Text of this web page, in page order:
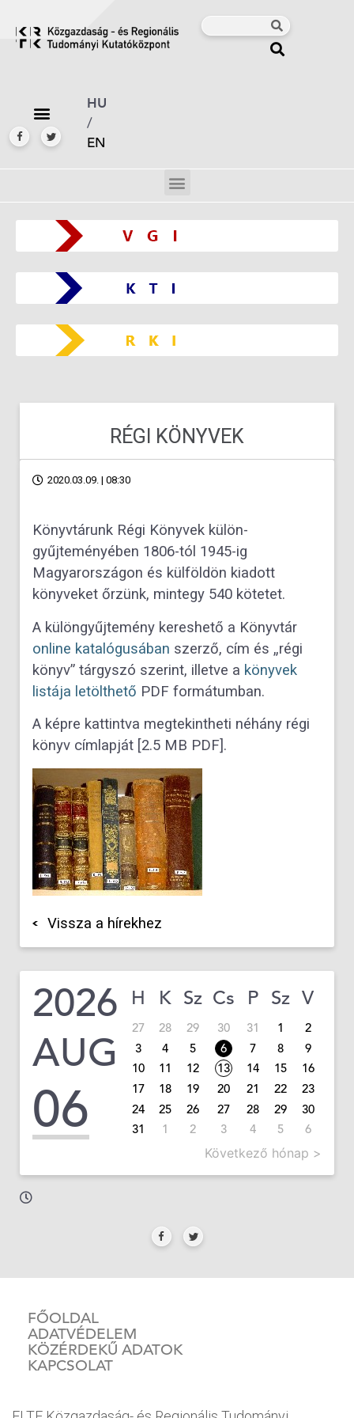
HU
/
EN
RÉGI KÖNYVEK
2020.03.09. | 08:30
Könyvtárunk Régi Könyvek külön-
gyűjteményében 1806-tól 1945-ig
Magyarországon és külföldön kiadott
könyveket őrzünk, mintegy 540 kötetet.
A különgyűjtemény kereshető a Könyvtár
online katalógusában szerző, cím és „régi
könyv” tárgyszó szerint, illetve a könyvek
listája letölthető PDF formátumban.
A képre kattintva megtekintheti néhány régi
könyv címlapját [2.5 MB PDF].
Vissza a hírekhez
2026
AUG
06
H K Sz Cs P Sz V
27 28 29 30 31 1
2
3
4 5 6 7 8
9
10
11 12 13 14 15
16
17
18 19 20 21 22
23
24
25 26 27 28 29
30
31
1 2 3 4 5 6
Következő hónap >
FŐOLDAL
ADATVÉDELEM
KÖZÉRDEKŰ ADATOK
KAPCSOLAT